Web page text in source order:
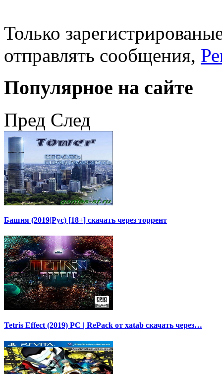
Только
отправлять сообщения,
Популярное на сайте
Пред След
Башня (2019|Рус) [18+] скачать через торрент
Tetris Effect (2019) PC | RePack от xatab скачать через…